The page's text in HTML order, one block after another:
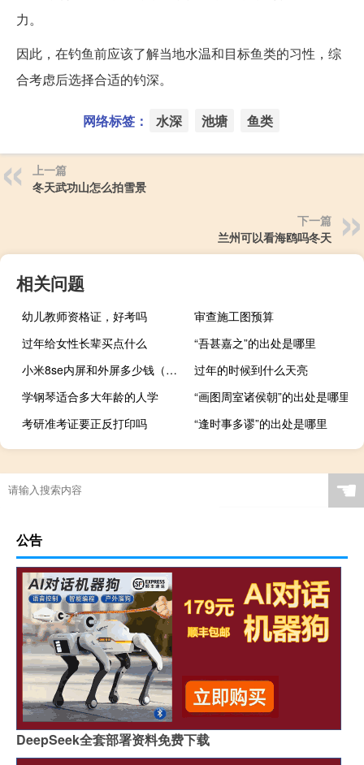
力。
因此，在钓鱼前应该了解当地水温和目标鱼类的习性，综
合考虑后选择合适的钓深。
网络标签： 水深 池塘 鱼类
上一篇
冬天武功山怎么拍雪景
下一篇
兰州可以看海鸥吗冬天
相关问题
幼儿教师资格证，好考吗
审查施工图预算
过年给女性长辈买点什么
“吾甚嘉之”的出处是哪里
小米8se内屏和外屏多少钱（小米8se内屏多少钱）
过年的时候到什么天亮
学钢琴适合多大年龄的人学
“画图周室诸侯朝”的出处是哪里
考研准考证要正反打印吗
“逢时事多谬”的出处是哪里
☚
公告
DeepSeek全套部署资料免费下载